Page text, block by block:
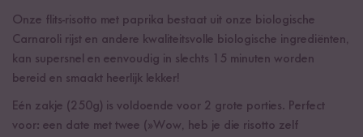
Onze flits-risotto met paprika bestaat uit onze biologische
Carnaroli rijst en andere kwaliteitsvolle biologische ingrediënten,
kan supersnel en eenvoudig in slechts 15 minuten worden
bereid en smaakt heerlijk lekker!
Eén zakje (250g) is voldoende voor 2 grote porties. Perfect
voor: een date met twee (»Wow, heb je die risotto zelf